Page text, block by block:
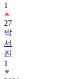
1
27
박
서
진
1